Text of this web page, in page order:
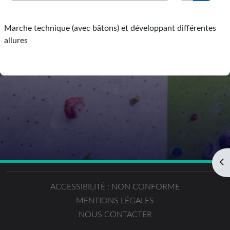
Marche technique (avec bâtons) et développant différentes
allures
ACCESSIBILITÉ : NON CONFORME
MENTIONS LÉGALES
NOUS CONTACTER